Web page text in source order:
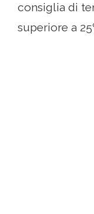
consiglia di
superiore a